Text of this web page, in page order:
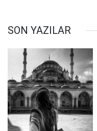
SON YAZILAR